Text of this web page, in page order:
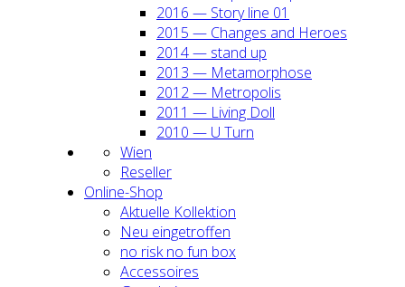
2016 — Sto­ry line 01
2015 — Chan­ges and Heroes
2014 — stand up
2013 — Meta­mor­pho­se
2012 — Metro­po­lis
2011 — Living Doll
2010 — U Turn
Wien
Resel­ler
Online-Shop
Aktu­el­le Kol­lek­ti­on
Neu ein­ge­trof­fen
no risk no fun box
Acces­soires